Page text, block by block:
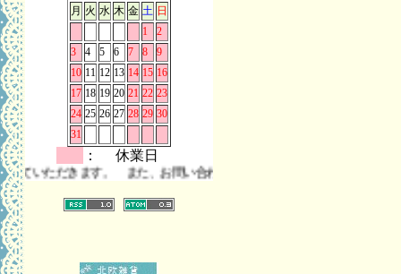
月 火 水 木 金 土 日
1
2
3
4 5 6 7 8
9
10 11 12 13 14 15 16
17 18 19 20 21 22 23
24 25 26 27 28 29 30
31
： 休業日
ただきます。 また、お問い合わせは時差の関係上メールのみにてお願